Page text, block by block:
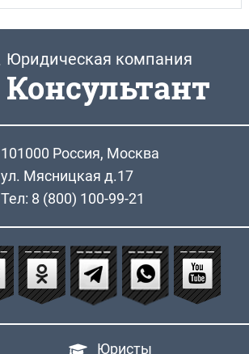
Юридическая компания
Консультант
101000 Россия, Москва
ул. Мясницкая д.17
Тел: 8 (800) 100-99-21
Юристы